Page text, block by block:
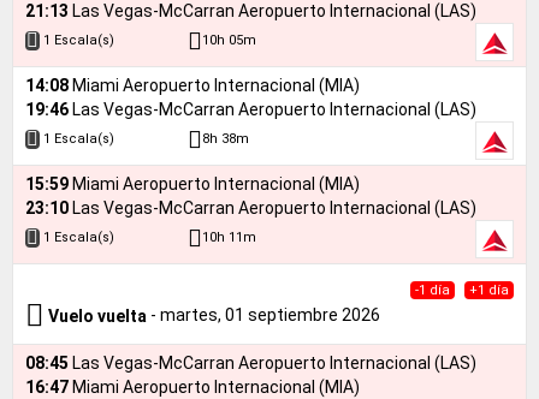
21:13 Las Vegas-McCarran Aeropuerto Internacional (LAS)
1 Escala(s) 10h 05m
14:08 Miami Aeropuerto Internacional (MIA)
19:46 Las Vegas-McCarran Aeropuerto Internacional (LAS)
1 Escala(s) 8h 38m
15:59 Miami Aeropuerto Internacional (MIA)
23:10 Las Vegas-McCarran Aeropuerto Internacional (LAS)
1 Escala(s) 10h 11m
-1 día +1 día
Vuelo vuelta - martes, 01 septiembre 2026
08:45 Las Vegas-McCarran Aeropuerto Internacional (LAS)
16:47 Miami Aeropuerto Internacional (MIA)